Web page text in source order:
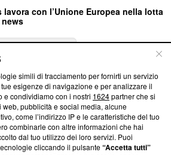
lavora con l’Unione Europea nella lotta
trasparenti su Blasting
editoriali e su come ci impegniamo a
Inoltre, afferma la nostra aderenza a
Integrity’Blasting News non è
ma ha richiesto di farne
ha ancora effettuato una verifica di
simili di tracciamento per fornirti un servizio
esigenze di navigazione e per analizzare il
e condividiamo con i nostri 1624partner che si
pubblicità e social media, alcune
come l’indirizzo IP e le caratteristiche del tuo
combinarle con altre informazioni che hai
dal tuo utilizzo dei loro servizi. Puoi
cliccando il pulsante“Accetta tutti”